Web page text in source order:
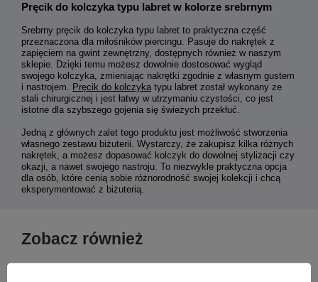
Pręcik do kolczyka typu labret w kolorze srebrnym
Srebrny pręcik do kolczyka typu labret to praktyczna część
przeznaczona dla miłośników piercingu. Pasuje do nakrętek z
zapięciem na gwint zewnętrzny, dostępnych również w naszym
sklepie. Dzięki temu możesz dowolnie dostosować wygląd
swojego kolczyka, zmieniając nakrętki zgodnie z własnym gustem
i nastrojem. Pręcik do kolczyka typu labret został wykonany ze
stali chirurgicznej i jest łatwy w utrzymaniu czystości, co jest
istotne dla szybszego gojenia się świeżych przekłuć.
Jedną z głównych zalet tego produktu jest możliwość stworzenia
własnego zestawu biżuterii. Wystarczy, że zakupisz kilka różnych
nakrętek, a możesz dopasować kolczyk do dowolnej stylizacji czy
okazji, a nawet swojego nastroju. To niezwykle praktyczna opcja
dla osób, które cenią sobie różnorodność swojej kolekcji i chcą
eksperymentować z biżuterią.
Zobacz również